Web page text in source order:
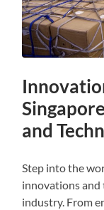
and
Step into the
innovations
industry. From